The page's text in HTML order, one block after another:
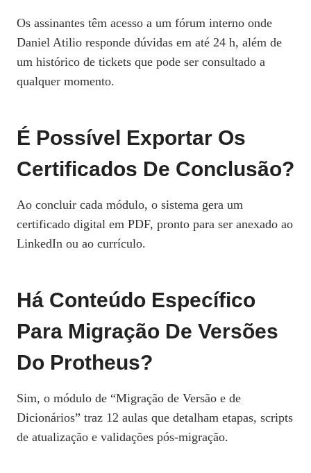
Os assinantes têm acesso a um fórum interno onde
Daniel Atilio responde dúvidas em até 24 h, além de
um histórico de tickets que pode ser consultado a
qualquer momento.
É Possível Exportar Os
Certificados De Conclusão?
Ao concluir cada módulo, o sistema gera um
certificado digital em PDF, pronto para ser anexado ao
LinkedIn ou ao currículo.
Há Conteúdo Específico
Para Migração De Versões
Do Protheus?
Sim, o módulo de “Migração de Versão e de
Dicionários” traz 12 aulas que detalham etapas, scripts
de atualização e validações pós‑migração.